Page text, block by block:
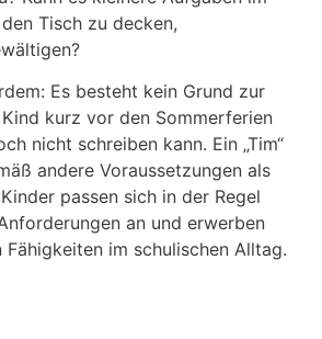
Tisch zu decken,
Es besteht kein Grund zur
kurz vor den Sommerferien
nicht schreiben kann. Ein „Tim“
andere Voraussetzungen als
Kinder passen sich in der Regel
an und erwerben
im schulischen Alltag.